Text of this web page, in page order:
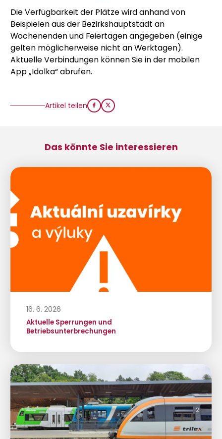
Die Verfügbarkeit der Plätze wird anhand von
Beispielen aus der Bezirkshauptstadt an
Wochenenden und Feiertagen angegeben (einige
gelten möglicherweise nicht an Werktagen).
Aktuelle Verbindungen können Sie in der mobilen
App „Idolka“ abrufen.
Artikel teilen
Das könnte Sie interessieren
16. 6. 2026
Aktuelle Sperrungen und
Betriebsunterbrechungen